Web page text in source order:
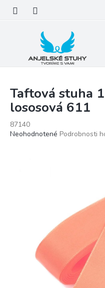
obsah
Taftová stuha
lososová 611
87140
Priemerné
Neohodnotené Podrobnosti